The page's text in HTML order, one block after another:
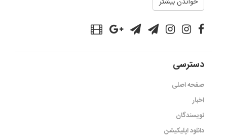
دسترسی
صفحه اصلی
اخبار
نویسندگان
دانلود اپلیکیشن